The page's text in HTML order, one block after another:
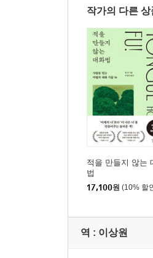
Scene 31 마음 상하
Scene 33 단숨에 자
Scene 34 당신이 원
Scene 35 두려움을
Scene 36 설득의 다
Scene 37 상대의 거
Scene 38 어떤 언어
Scene 39 주도권을
4부 사람을 얻는 대
Scene 40 사람들은
Scene 43 무례한 사
작가의 다른 상
적을 만들지 않는
법
17,100원 (10% 할
역 : 이상원